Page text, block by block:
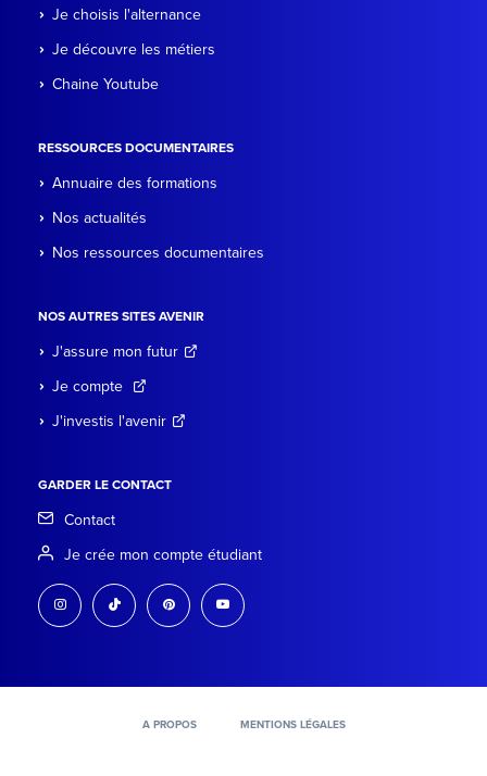
Je choisis l'alternance
Je découvre les métiers
Chaine Youtube
RESSOURCES DOCUMENTAIRES
Annuaire des formations
Nos actualités
Nos ressources documentaires
NOS AUTRES SITES AVENIR
J'assure mon futur
Je compte
J'investis l'avenir
GARDER LE CONTACT
Contact
Je crée mon compte étudiant
instagram tiktok pinterest youtube
A PROPOS MENTIONS LÉGALES